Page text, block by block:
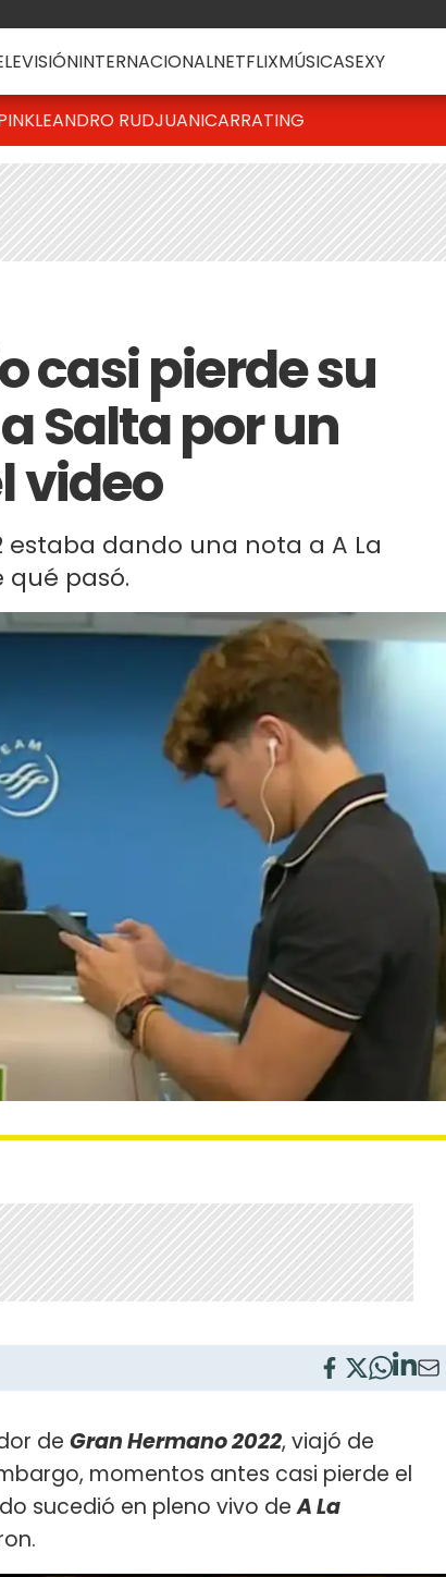
INTERNACIONALNETFLIXMÚSICASEXY
LEANDRO RUDJUANICARRATING
casi pierde su
Salta por un
video
estaba dando una nota a A La
qué pasó.
de Gran Hermano 2022, viajó de
momentos antes casi pierde el
sucedió en pleno vivo deA La